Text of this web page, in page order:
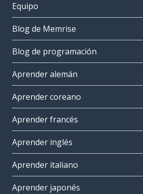
Equipo
Blog de Memrise
Blog de programación
Aprender alemán
Aprender coreano
Aprender francés
Aprender inglés
Aprender italiano
Aprender japonés